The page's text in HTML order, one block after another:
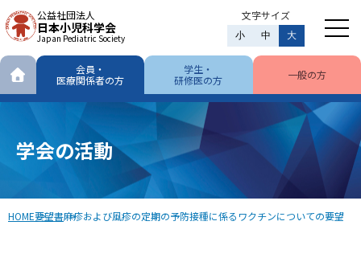
公益社団法人
日本小児科学会
Japan Pediatric Society
文字サイズ
小 中 大
会員・
医療関係者の方
学生・
研修医の方
一般の方
学会の活動
HOME要望書麻疹および風疹の定期の予防接種に係るワクチンについての要望